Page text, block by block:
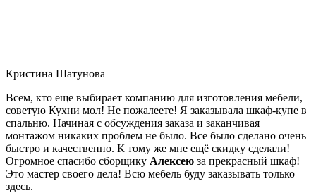
Кристина Шатунова
Всем, кто еще выбирает компанию для изготовления мебели,
советую Кухни мол! Не пожалеете! Я заказывала шкаф-купе в
спальню. Начиная с обсуждения заказа и заканчивая
монтажом никаких проблем не было. Все было сделано очень
быстро и качественно. К тому же мне ещё скидку сделали!
Огромное спасибо сборщику Алексею за прекрасный шкаф!
Это мастер своего дела! Всю мебель буду заказывать только
здесь.